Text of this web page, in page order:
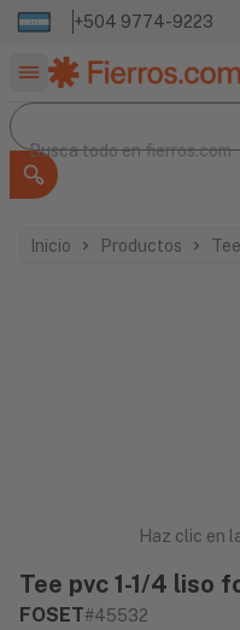
+504 9774-9223
Buscar productos
Busca todo en
Busca todo enfierros.com
Inicio Productos
Haz clic en
Tee pvc 1-1/4 liso
FOSET#45532